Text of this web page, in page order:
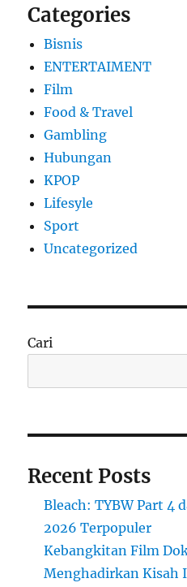
Categories
Bisnis
ENTERTAIMENT
Film
Food & Travel
Gambling
Hubungan
KPOP
Lifesyle
Sport
Uncategorized
Cari
Recent Posts
Bleach: TYBW Part 4
2026 Terpopuler
Kebangkitan Film
Menghadirkan Kisah